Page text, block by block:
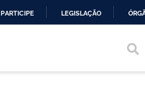
PARTICIPE LEGISLAÇÃO